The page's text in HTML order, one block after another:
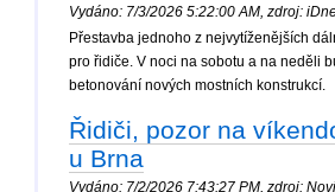
Vydáno: 7/3/2026 5:22:00 AM, zdroj:
Přestavba jednoho z nejvytíženějších
pro řidiče. V noci na sobotu a na neděli
betonování nových mostních konstrukcí.
Řidiči, pozor na
u Brna
Vydáno: 7/2/2026 7:43:27 PM, zdroj: